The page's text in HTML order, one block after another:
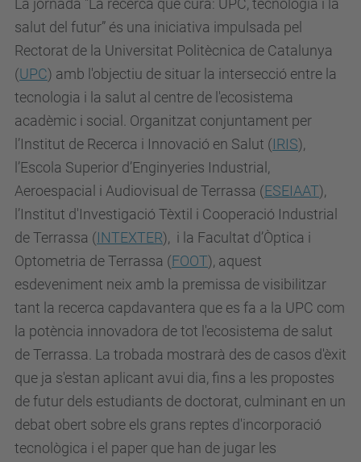
La jornada "La recerca que cura: UPC, tecnologia i la
salut del futur” és una iniciativa impulsada pel
Rectorat de la Universitat Politècnica de Catalunya
(UPC) amb l'objectiu de situar la intersecció entre la
tecnologia i la salut al centre de l'ecosistema
acadèmic i social. Organitzat conjuntament per
l’Institut de Recerca i Innovació en Salut (IRIS),
l’Escola Superior d’Enginyeries Industrial,
Aeroespacial i Audiovisual de Terrassa (ESEIAAT),
l’Institut d'Investigació Tèxtil i Cooperació Industrial
de Terrassa (INTEXTER), i la Facultat d’Òptica i
Optometria de Terrassa (FOOT), aquest
esdeveniment neix amb la premissa de visibilitzar
tant la recerca capdavantera que es fa a la UPC com
la potència innovadora de tot l'ecosistema de salut
de Terrassa. La trobada mostrarà des de casos d'èxit
que ja s'estan aplicant avui dia, fins a les propostes
de futur dels estudiants de doctorat, culminant en un
debat obert sobre els grans reptes d'incorporació
tecnològica i el paper que han de jugar les